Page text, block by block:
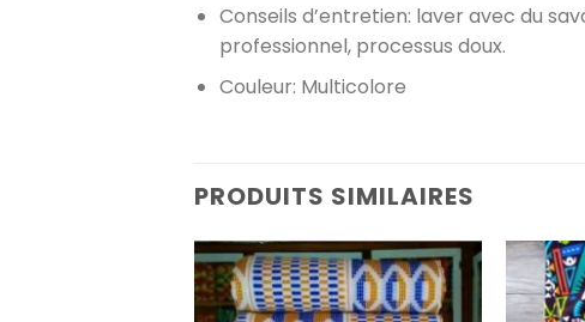
Conseils d’entretien: laver avec du
professionnel, processus doux.
Couleur: Multicolore
PRODUITS SIMILAIRES